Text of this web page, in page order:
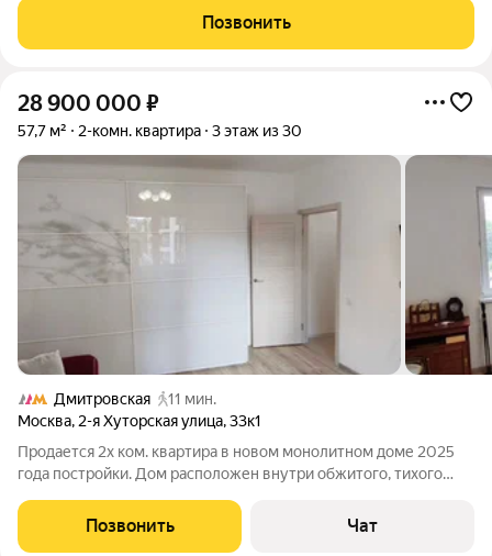
приватность. Из окон открывается вид на тихий двор с детской
площадкой, где можно
Позвонить
28 900 000 ₽
57,7 м² 2-комн. квартира 3 этаж из 30
Дмитровская
11 мин.
Москва, 2-я Хуторская улица,33к1
Продается 2х ком. квартира в новом монолитном доме 2025
года постройки. Дом расположен внутри обжитого, тихого
хорошее, чистое - ремонт от застройщика. Планировка
квартиры имеет Г-образную форму.
Позвонить Чат